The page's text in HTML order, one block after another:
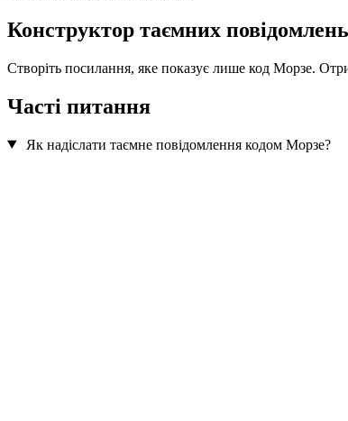
Конструктор таємних
Створіть посилання, яке показує лише код Морзе.
Часті питання
Як надіслати таємне повідомлення кодом Морзе?